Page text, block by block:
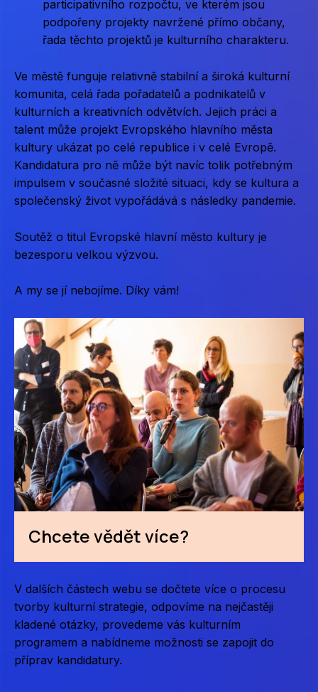
participativního rozpočtu, ve kterém jsou
podpořeny projekty navržené přímo občany,
řada těchto projektů je kulturního charakteru.
Ve městě funguje relativně stabilní a široká kulturní
komunita, celá řada pořadatelů a podnikatelů v
kulturních a kreativních odvětvích. Jejich práci a
talent může projekt Evropského hlavního města
kultury ukázat po celé republice i v celé Evropě.
Kandidatura pro ně může být navíc tolik potřebným
impulsem v současné složité situaci, kdy se kultura a
společenský život vypořádává s následky pandemie.
Soutěž o titul Evropské hlavní město kultury je
bezesporu velkou výzvou.
A my se jí nebojíme. Díky vám!
Chcete vědět více?
V dalších částech webu se dočtete více o procesu
tvorby kulturní strategie, odpovíme na nejčastěji
kladené otázky, provedeme vás kulturním
programem a nabídneme možnosti se zapojit do
příprav kandidatury.